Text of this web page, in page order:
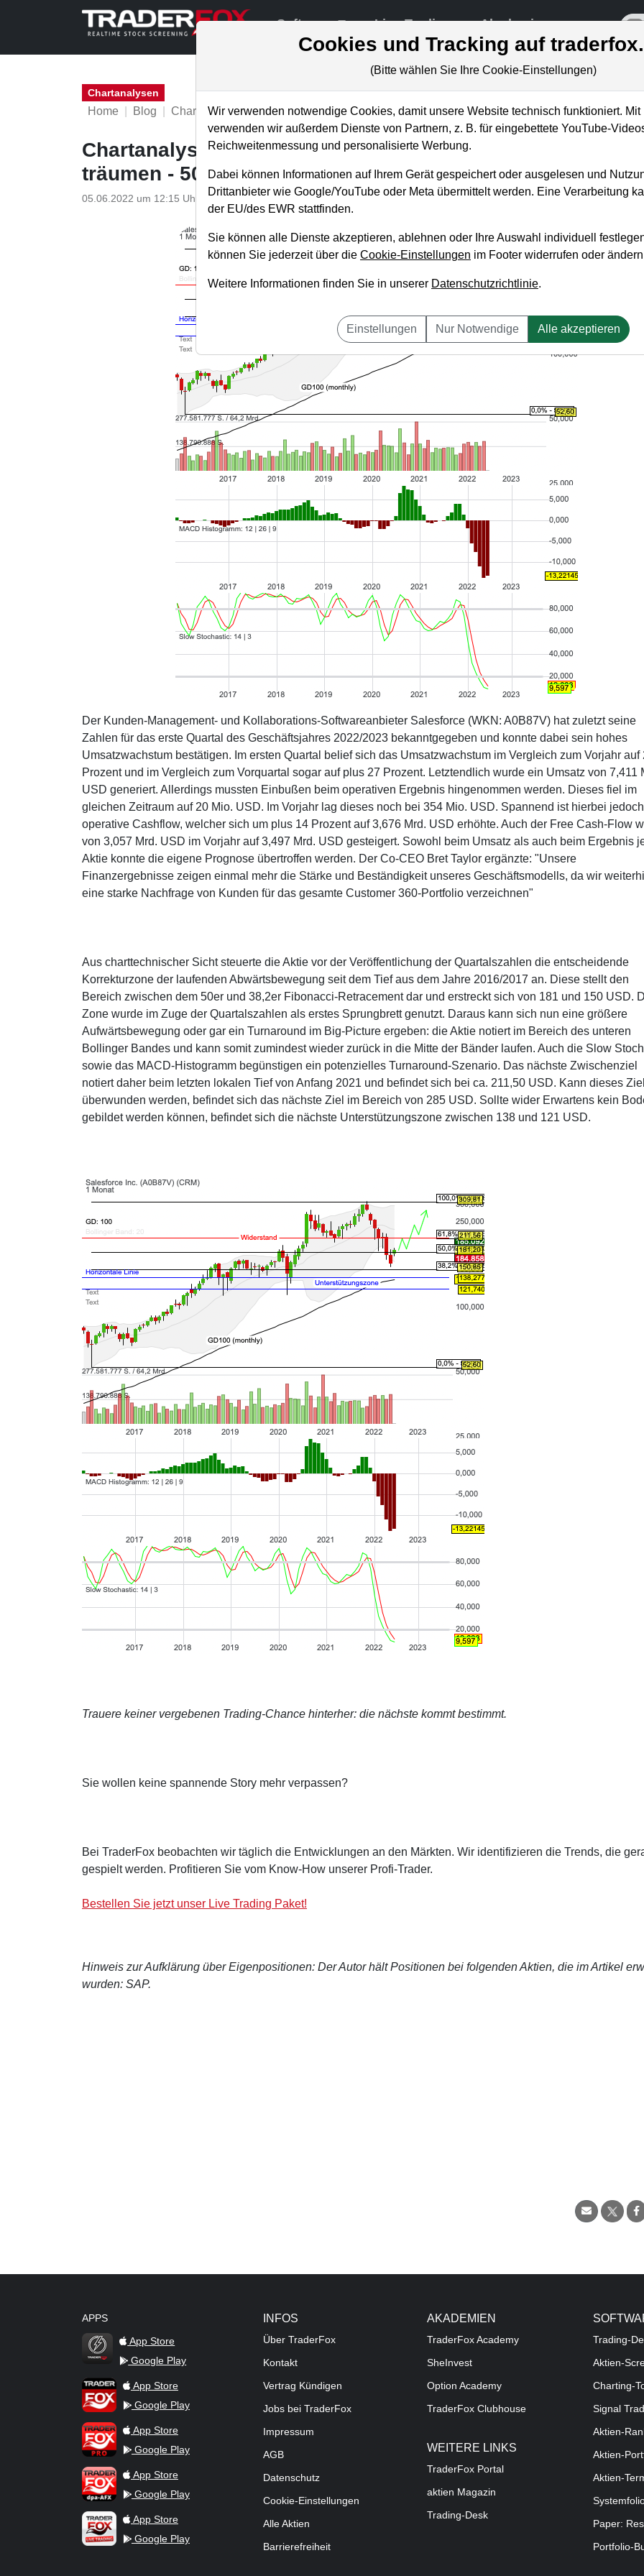
Software Live-Trading Akademie
Chartanalysen
Home Blog Chartanalysen
Chartanalyse Salesforce: davon können SAP-Aktionäre
träumen - 50%-Chance dank starker Zahlen!
05.06.2022 um 12:15 Uhr P. Uhlschmied
Der Kunden-Management- und Kollaborations-Softwareanbieter Salesforce (WKN: A0B87V) hat zuletzt seine
Zahlen für das erste Quartal des Geschäftsjahres 2022/2023 bekanntgegeben und konnte dabei sein hohes
Umsatzwachstum bestätigen. Im ersten Quartal belief sich das Umsatzwachstum im Vergleich zum Vorjahr auf
Prozent und im Vergleich zum Vorquartal sogar auf plus 27 Prozent. Letztendlich wurde ein Umsatz von 7,411
USD generiert. Allerdings mussten Einbußen beim operativen Ergebnis hingenommen werden. Dieses fiel im
gleichen Zeitraum auf 20 Mio. USD. Im Vorjahr lag dieses noch bei 354 Mio. USD. Spannend ist hierbei
operative Cashflow, welcher sich um plus 14 Prozent auf 3,676 Mrd. USD erhöhte. Auch der Free Cash-Flow
von 3,057 Mrd. USD im Vorjahr auf 3,497 Mrd. USD gesteigert. Sowohl beim Umsatz als auch beim Ergebnis
Aktie konnte die eigene Prognose übertroffen werden. Der Co-CEO Bret Taylor ergänzte: "Unsere
Finanzergebnisse zeigen einmal mehr die Stärke und Beständigkeit unseres Geschäftsmodells, da wir
eine starke Nachfrage von Kunden für das gesamte Customer 360-Portfolio verzeichnen"
Aus charttechnischer Sicht steuerte die Aktie vor der Veröffentlichung der Quartalszahlen die entscheidende
Korrekturzone der laufenden Abwärtsbewegung seit dem Tief aus dem Jahre 2016/2017 an. Diese stellt den
Bereich zwischen dem 50er und 38,2er Fibonacci-Retracement dar und erstreckt sich von 181 und 150 USD.
Zone wurde im Zuge der Quartalszahlen als erstes Sprungbrett genutzt. Daraus kann sich nun eine größere
Aufwärtsbewegung oder gar ein Turnaround im Big-Picture ergeben: die Aktie notiert im Bereich des unteren
Bollinger Bandes und kann somit zumindest wieder zurück in die Mitte der Bänder laufen. Auch die Slow
sowie das MACD-Histogramm begünstigen ein potenzielles Turnaround-Szenario. Das nächste Zwischenziel
notiert daher beim letzten lokalen Tief von Anfang 2021 und befindet sich bei ca. 211,50 USD. Kann dieses
überwunden werden, befindet sich das nächste Ziel im Bereich von 285 USD. Sollte wider Erwartens kein
gebildet werden können, befindet sich die nächste Unterstützungszone zwischen 138 und 121 USD.
Trauere keiner vergebenen Trading-Chance hinterher: die nächste kommt bestimmt.
Sie wollen keine spannende Story mehr verpassen?
Bei TraderFox beobachten wir täglich die Entwicklungen an den Märkten. Wir identifizieren die Trends, die
gespielt werden. Profitieren Sie vom Know-How unserer Profi-Trader.
Bestellen Sie jetzt unser Live Trading Paket!
Hinweis zur Aufklärung über Eigenpositionen: Der Autor hält Positionen bei folgenden Aktien, die im Artikel
wurden: SAP.
APPS
TraderFox Flash
App Store
Google Play
TraderFox AppApp Store
Google Play
TraderFox ProApp Store
Google Play
TraderFox dpa-AFX ProFeed
App Store
Google Play
TraderFox Live Trading
App Store
Google Play
INFOS
Über TraderFox
Kontakt
Vertrag Kündigen
Jobs bei TraderFox
Impressum
AGB
Datenschutz
Cookie-Einstellungen
Alle Aktien
Barrierefreiheit
AKADEMIEN
TraderFox Academy
SheInvest
Option Academy
TraderFox Clubhouse
WEITERE LINKS
TraderFox Portal
aktien Magazin
Trading-Desk
Trading-
Aktien-
Charting-
Signal
Aktien-
Aktien-
Aktien-
Paper:
Portfolio-
Cookies und Tracking auf
(Bitte wählen Sie Ihre Cookie-Einstellungen)
Wir verwenden notwendige Cookies, damit unsere Website technisch funktioniert.
verwenden wir außerdem Dienste von Partnern, z. B. für eingebettete YouTube-
Reichweitenmessung und personalisierte Werbung.
Dabei können Informationen auf Ihrem Gerät gespeichert oder ausgelesen und
Drittanbieter wie Google/YouTube oder Meta übermittelt werden. Eine Verarbeitung
der EU/des EWR stattfinden.
Sie können alle Dienste akzeptieren, ablehnen oder Ihre Auswahl individuell
können Sie jederzeit über die Cookie-Einstellungen im Footer widerrufen oder
Weitere Informationen finden Sie in unserer Datenschutzrichtlinie.
Einstellungen Nur Notwendige Alle akzeptieren